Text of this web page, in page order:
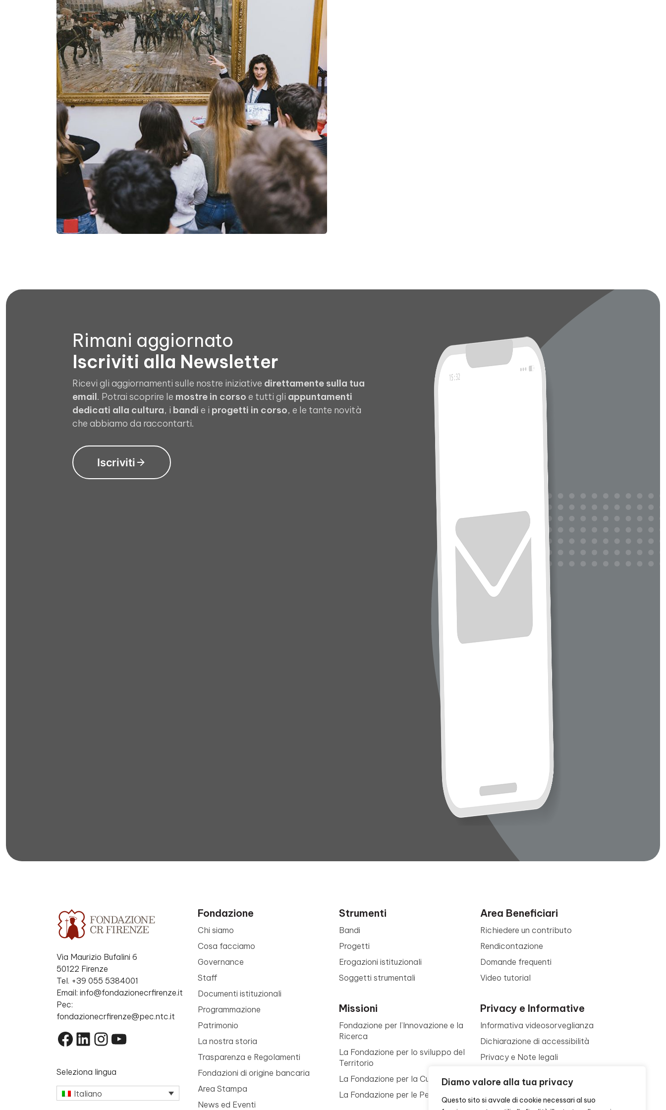
Diamo valore alla tua privacy
Questo sito si avvale di cookie necessari al suo
Rimani aggiornato
Iscriviti alla Newsletter
Ricevi gli aggiornamenti sulle nostre iniziative direttamente sulla tua
email. Potrai scoprire le mostre in corso e tutti gli appuntamenti
dedicati alla cultura, i bandi e i progetti in corso, e le tante novità
che abbiamo da raccontarti.
Iscriviti
Via Maurizio Bufalini 6
50122 Firenze
Tel. +39 055 5384001
Email: info@fondazionecrfirenze.it
Pec:
fondazionecrfirenze@pec.ntc.it
Facebook
LinkedIn
Instagram
YouTube
Seleziona lingua
Italiano
Fondazione
Chi siamo
Cosa facciamo
Governance
Staff
Documenti istituzionali
Programmazione
Patrimonio
La nostra storia
Trasparenza e Regolamenti
Fondazioni di origine bancaria
Area Stampa
News ed Eventi
Strumenti
Bandi
Progetti
Erogazioni istituzionali
Soggetti strumentali
Missioni
Fondazione per l’Innovazione e la
Ricerca
La Fondazione per lo sviluppo del
Territorio
La Fondazione per la Cultura
La Fondazione per le Persone
Area Beneficiari
Richiedere un contributo
Rendicontazione
Domande frequenti
Video tutorial
Privacy e Informative
Informativa videosorveglianza
Dichiarazione di accessibilità
Privacy e Note legali
Contattaci